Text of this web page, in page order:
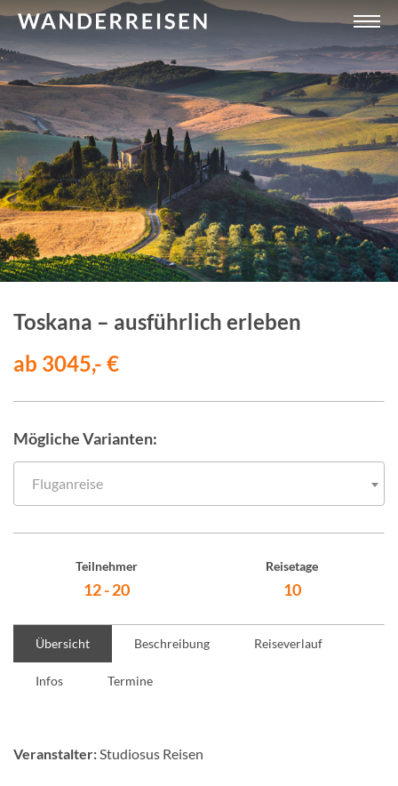
Toskana – ausführlich erleben
ab 3045,- €
Mögliche Varianten:
Fluganreise
Teilnehmer
12 - 20
Reisetage
10
Übersicht Beschreibung Reiseverlauf
Infos Termine
Veranstalter:Studiosus Reisen